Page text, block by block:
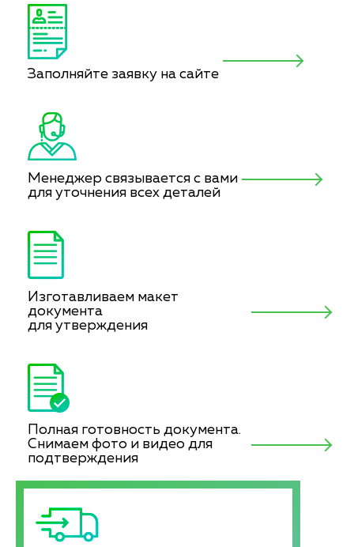
Заполняйте заявку на сайте
Менеджер связывается с вами
для уточнения всех деталей
Изготавливаем макет
документа
для утверждения
Полная готовность документа.
Снимаем фото и видео для
подтверждения